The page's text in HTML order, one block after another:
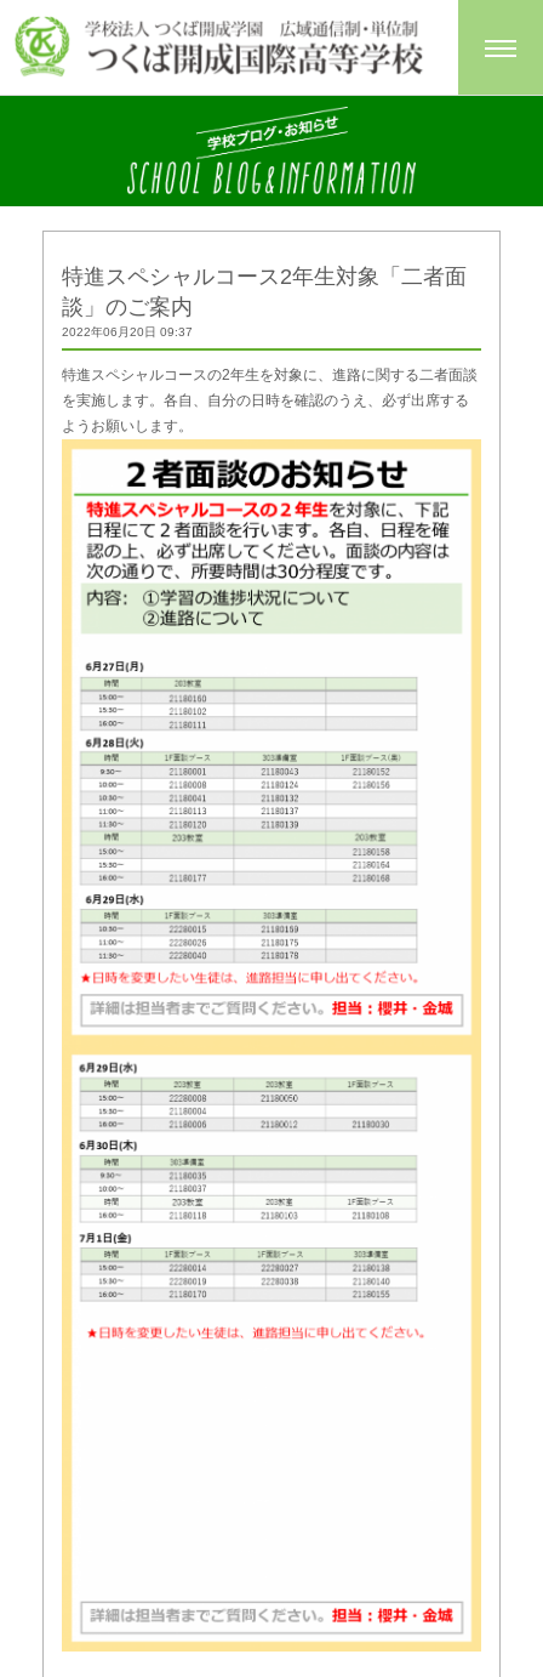
特進スペシャルコース2年生対象「二者面
談」のご案内
2022年06月20日 09:37
特進スペシャルコースの2年生を対象に、進路に関する二者面談
を実施します。各自、自分の日時を確認のうえ、必ず出席する
ようお願いします。